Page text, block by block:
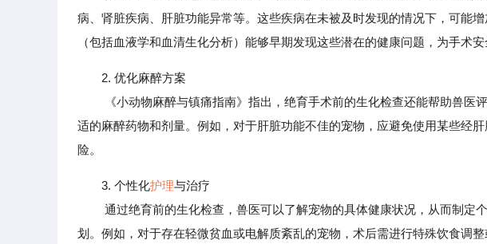
病、肾脏疾病、肝脏功能异常等。这些疾病在未被及时发现的情况下，可能
（包括血液学和血清生化分析）能够早期发现这些潜在的健康问题，为手术安
2. 优化麻醉方案
《小动物麻醉与镇痛指南》指出，绝育手术前的生化检查还能帮助兽医
适的麻醉药物和剂量。例如，对于肝脏功能不佳的宠物，应避免使用某些经
险。
3. 个性化护理与治疗
通过绝育前的生化检查，兽医可以了解宠物的具体健康状况，从而制定
划。例如，对于存在轻微贫血或电解质紊乱的宠物，术后需进行特殊饮食调